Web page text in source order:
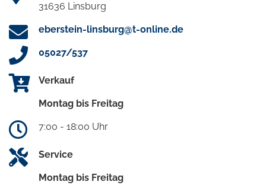
31636 Linsburg
eberstein-linsburg@t-online.de
05027/537
Verkauf
Montag bis Freitag
7:00 - 18:00 Uhr
Service
Montag bis Freitag